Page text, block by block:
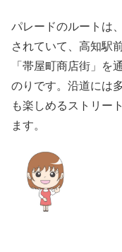
パレードのルートは
されていて、高知駅
「帯屋町商店街」を
のりです。沿道には
も楽しめるストリー
ます。